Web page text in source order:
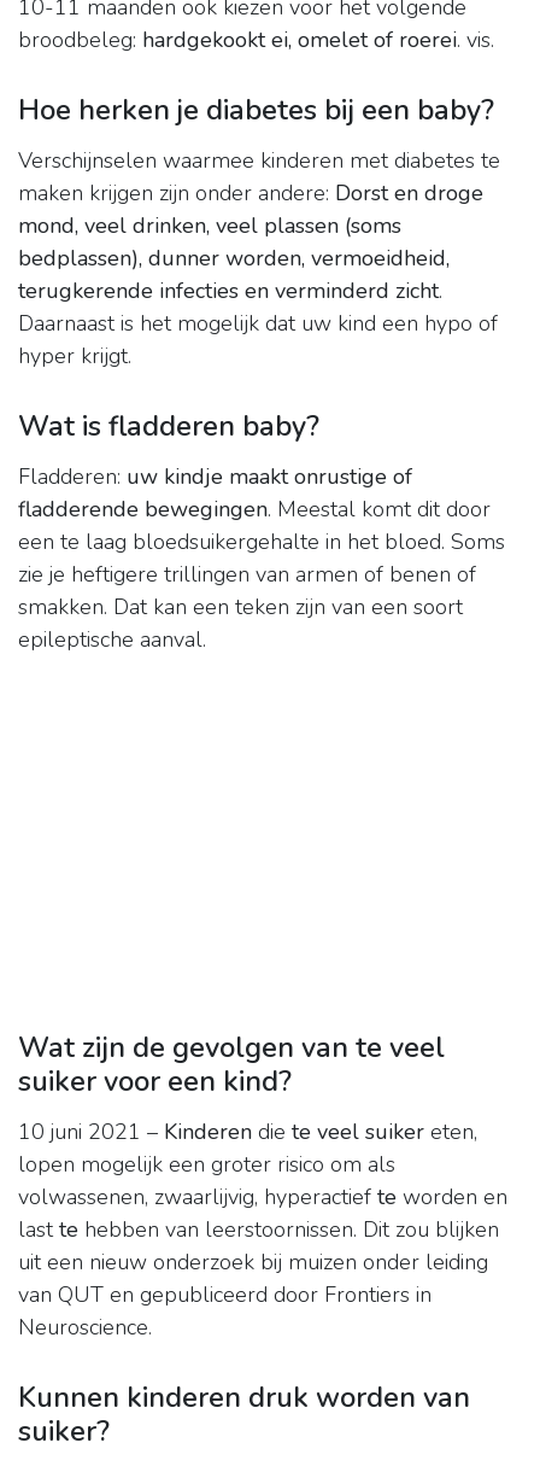
10-11 maanden ook kiezen voor het volgende
broodbeleg: hardgekookt ei, omelet of roerei. vis.
Hoe herken je diabetes bij een baby?
Verschijnselen waarmee kinderen met diabetes te
maken krijgen zijn onder andere: Dorst en droge
mond, veel drinken, veel plassen (soms
bedplassen), dunner worden, vermoeidheid,
terugkerende infecties en verminderd zicht.
Daarnaast is het mogelijk dat uw kind een hypo of
hyper krijgt.
Wat is fladderen baby?
Fladderen: uw kindje maakt onrustige of
fladderende bewegingen. Meestal komt dit door
een te laag bloedsuikergehalte in het bloed. Soms
zie je heftigere trillingen van armen of benen of
smakken. Dat kan een teken zijn van een soort
epileptische aanval.
Wat zijn de gevolgen van te veel
suiker voor een kind?
10 juni 2021 – Kinderen die te veel suiker eten,
lopen mogelijk een groter risico om als
volwassenen, zwaarlijvig, hyperactief te worden en
lastte hebben van leerstoornissen. Dit zou blijken
uit een nieuw onderzoek bij muizen onder leiding
van QUT en gepubliceerd door Frontiers in
Neuroscience.
Kunnen kinderen druk worden van
suiker?